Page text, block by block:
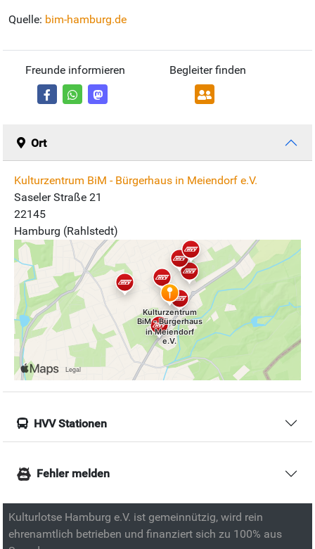
Quelle: bim-hamburg.de
Freunde informieren Begleiter finden
Ort
Kulturzentrum BiM - Bürgerhaus in Meiendorf e.V.
Saseler Straße 21
22145
Hamburg (Rahlstedt)
HVV Stationen
Fehler melden
Kulturlotse Hamburg e.V. ist gemeinnützig, wird rein
ehrenamtlich betrieben und finanziert sich zu 100% aus